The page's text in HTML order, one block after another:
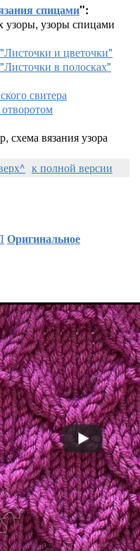
спицами":
узоры, узоры спицами
и цветочки"
в полосках"
свитера
схема вязания узора
к полной версии
Оригинальное